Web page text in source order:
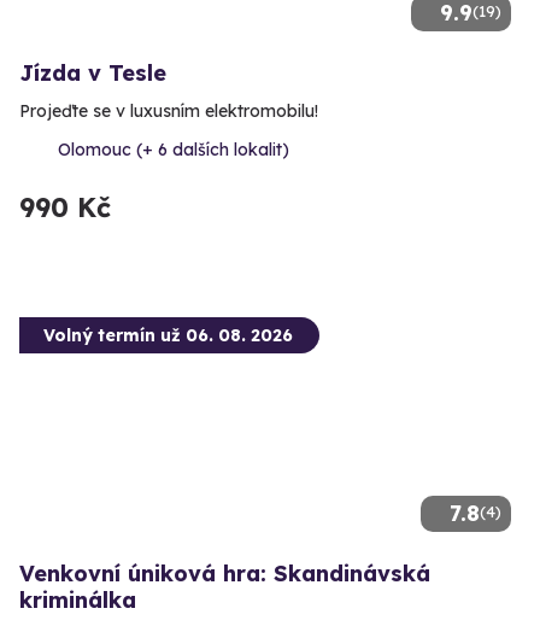
9.9(19)
Jízda v Tesle
Projeďte se v luxusním elektromobilu!
Olomouc (+ 6 dalších lokalit)
990 Kč
7.8(4)
Volný termín už 06. 08. 2026
Venkovní úniková hra: Skandinávská
kriminálka